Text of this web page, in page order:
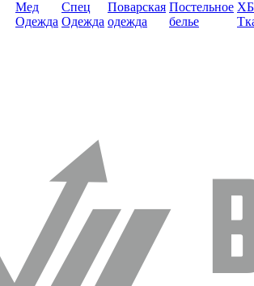
Мед
Одежда
Спец
Одежда
Поварская
одежда
Постельное
белье
ХБ